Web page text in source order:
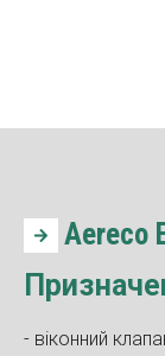
Aereco
- віконний